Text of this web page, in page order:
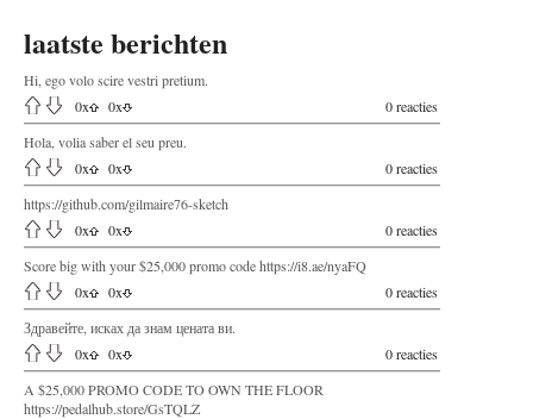
laatste berichten
Hi, ego volo scire vestri pretium.
0x 0x
0 reacties
Hola, volia saber el seu preu.
0x 0x
0 reacties
https://github.com/gilmaire76-sketch
0x 0x
0 reacties
Score big with your $25,000 promo code https://i8.ae/nyaFQ
0x 0x
0 reacties
Здравейте, исках да знам цената ви.
0x 0x
0 reacties
A $25,000 PROMO CODE TO OWN THE FLOOR
https://pedalhub.store/GsTQLZ